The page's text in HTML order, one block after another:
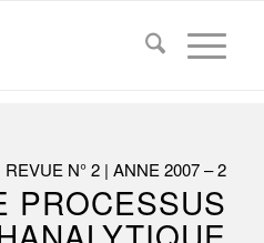
REVUE N° 2 | ANNE 2007 – 2
PROCESSUS